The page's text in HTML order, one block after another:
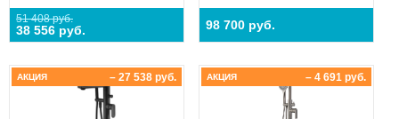
51 408 руб.
38 556 руб. 98 700 руб.
– 27 538 руб.
АКЦИЯ – 4 691 руб.
АКЦИЯ